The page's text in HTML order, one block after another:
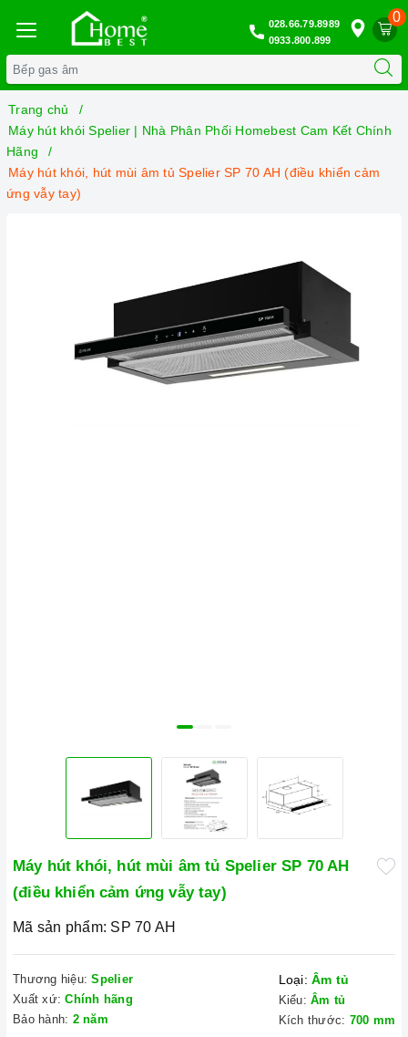
0
028.66.79.8989
0933.800.899
Trang chủ
Máy hút khói Spelier | Nhà Phân Phối Homebest Cam Kết Chính
Hãng
Máy hút khói, hút mùi âm tủ Spelier SP 70 AH (điều khiển cảm
ứng vẫy tay)
Máy hút khói, hút mùi âm tủ Spelier SP 70 AH
(điều khiển cảm ứng vẫy tay)
Mã sản phẩm: SP 70 AH
Thương hiệu: Spelier
Xuất xứ: Chính hãng
Bảo hành: 2 năm
Loại: Âm tủ
Kiểu: Âm tủ
Kích thước: 700 mm